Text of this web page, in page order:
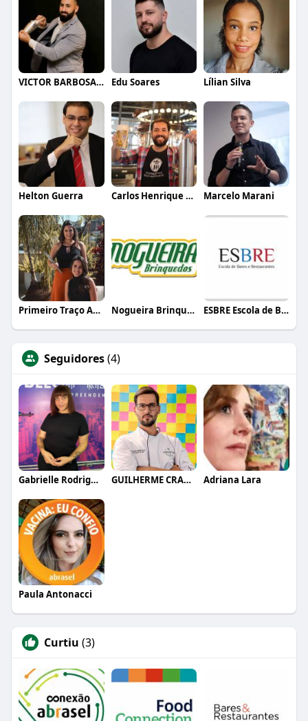
VICTOR BARBOSA QUARANTA Edu Soares Lílian Silva
Helton Guerra Carlos Henrique de Faria Vasconcelos Marcelo Marani
Primeiro Traço Arquitetura Nogueira Brinquedos ESBRE Escola de Bares e Restaurantes
Seguidores(4)
Gabrielle Rodrigues GUILHERME CRAMER BALLE Adriana Lara
Paula Antonacci
Curtiu (3)